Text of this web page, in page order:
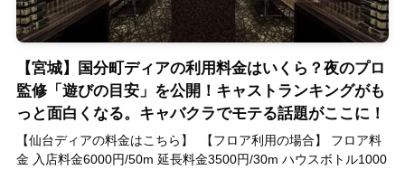
【宮城】国分町ディアの利用料金はいくら？夜のプロ
監修「遊びの目安」を公開！キャストランキングがも
っと面白くなる。キャバクラでモテる話題がここに！
【仙台ディアの料金はこちら】 【フロア利用の場合】 フロア料
金 入店料金6000円/50m 延長料金3500円/30m ハウスボトル1000